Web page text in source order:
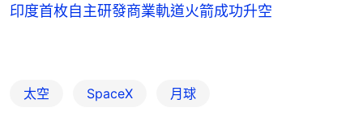
印度首枚自主研發商業軌道火箭成功升空
太空 SpaceX 月球